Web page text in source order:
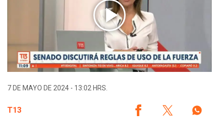
7 DE MAYO DE 2024 - 13:02 HRS.
T13